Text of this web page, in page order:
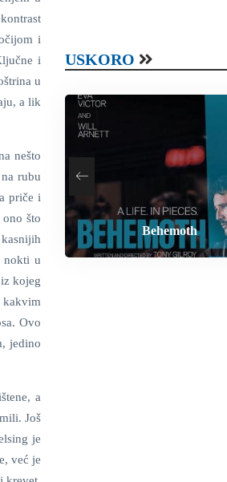
i
i
u
a lik
nešto
rubu
priče i
što
nokti u
kojeg
kakvim
Ovo
jedino
a
Još
je
već je
USKORO
Heart of the Beast
Behemoth
How To Rob A Bank
By Any Means